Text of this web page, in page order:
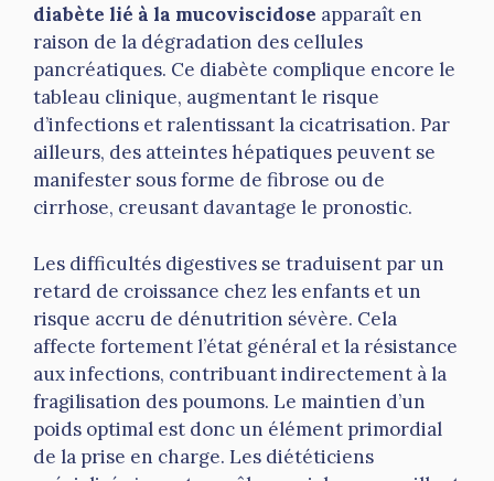
diabète lié à la mucoviscidose apparaît en
raison de la dégradation des cellules
pancréatiques. Ce diabète complique encore le
tableau clinique, augmentant le risque
d’infections et ralentissant la cicatrisation. Par
ailleurs, des atteintes hépatiques peuvent se
manifester sous forme de fibrose ou de
cirrhose, creusant davantage le pronostic.
Les difficultés digestives se traduisent par un
retard de croissance chez les enfants et un
risque accru de dénutrition sévère. Cela
affecte fortement l’état général et la résistance
aux infections, contribuant indirectement à la
fragilisation des poumons. Le maintien d’un
poids optimal est donc un élément primordial
de la prise en charge. Les diététiciens